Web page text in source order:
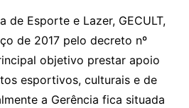
de Esporte e Lazer, GECULT,
de 2017 pelo decreto nº
objetivo prestar apoio
esportivos, culturais e de
a Gerência fica situada